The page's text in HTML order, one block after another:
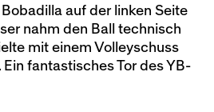
auf der linken Seite
nahm den Ball technisch
mit einem Volleyschuss
fantastisches Tor des YB-